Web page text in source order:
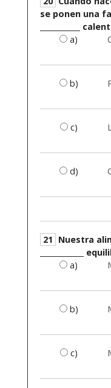
se ponen una
___________
a)
b)
c)
d)
21
____________
a)
b)
c)